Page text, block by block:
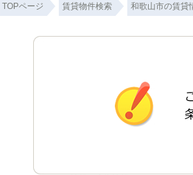
TOPページ 賃貸物件検索 和歌山市の賃貸